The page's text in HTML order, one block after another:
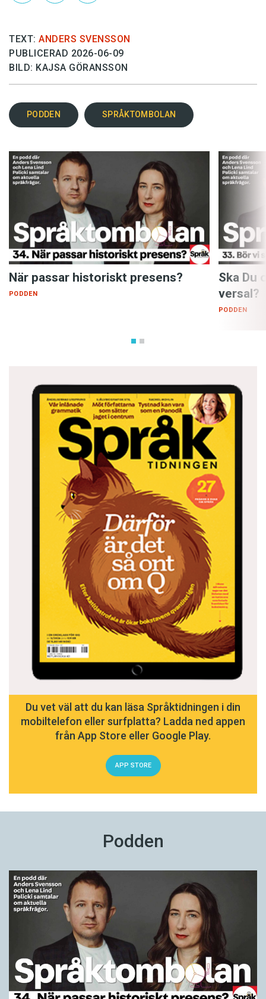
TEXT: ANDERS SVENSSON
PUBLICERAD 2026-06-09
BILD: KAJSA GÖRANSSON
PODDEN SPRÅKTOMBOLAN
När passar historiskt presens?
PODDEN
Ska Du
versal?
PODDEN
Du vet väl att du kan läsa Språktidningen i din
mobiltelefon eller surfplatta? Ladda ned appen
från App Store eller Google Play.
APP STORE
Podden